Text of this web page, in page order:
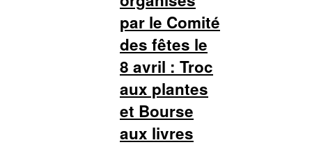
par le Comité
des fêtes le
8 avril : Troc
aux plantes
et Bourse
aux livres